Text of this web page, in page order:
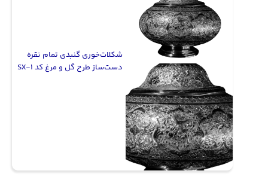
شکلات‌خوری گنبدی تمام نقره
دست‌ساز طرح گل و مرغ کد SX-1